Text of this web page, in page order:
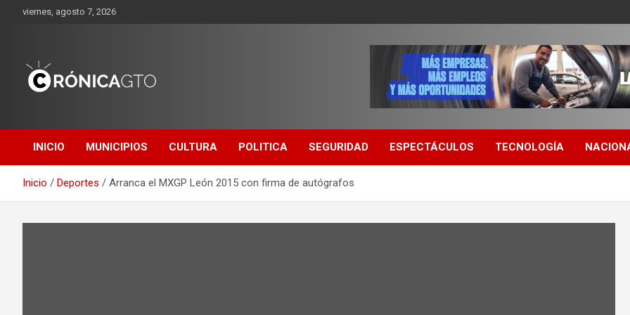
viernes, agosto 7, 2026
GUANAJUATO
INICIO MUNICIPIOS CULTURA POLITICA SEGURIDAD ESPECTÁCULOS TECNOLOGÍA
Inicio Deportes Arranca el MXGP León 2015 con firma de autógrafos